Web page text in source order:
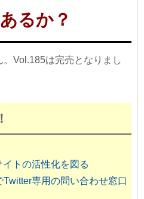
るか？
Vol.185は完売となりまし
トの活性化を図る
専用の問い合わせ窓口